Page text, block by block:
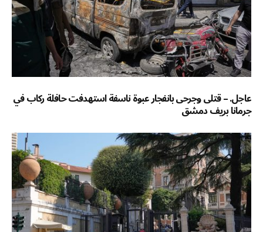
عاجل. – قتلى وجرحى بانفجار عبوة ناسفة استهدفت حافلة ركاب في
جرمانا بريف دمشق